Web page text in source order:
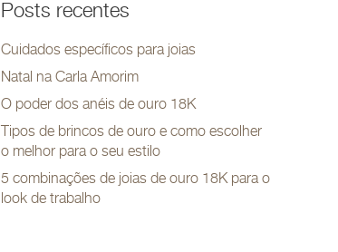
Posts recentes
Cuidados específicos para joias
Natal na Carla Amorim
O poder dos anéis de ouro 18K
Tipos de brincos de ouro e como escolher
o melhor para o seu estilo
5 combinações de joias de ouro 18K para o
look de trabalho